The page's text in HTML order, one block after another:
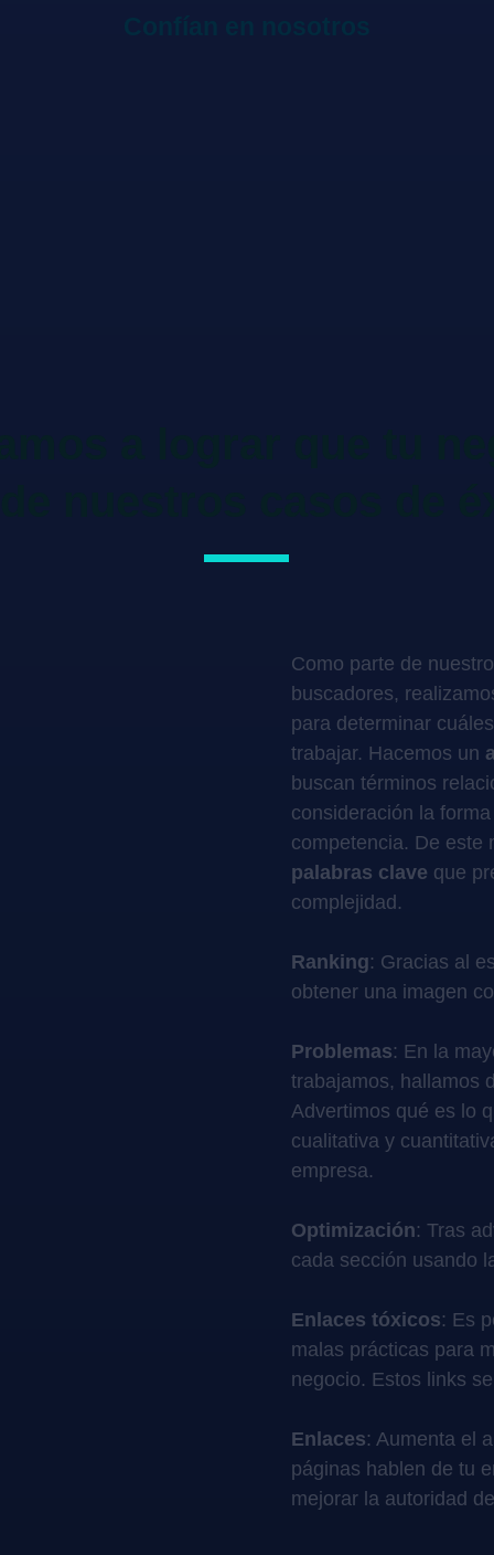
Como parte de
buscadores,
para determinar
trabajar. Hacemos un
buscan términos
consideración la
competencia. De este
palabras clave que
complejidad.
Ranking: Gracias al
obtener una imagen
Problemas: En la
trabajamos, hallamos
Advertimos qué es lo
cualitativa y
empresa.
Optimización: Tras
cada sección usando
Enlaces tóxicos: Es
malas prácticas para
negocio. Estos links
Enlaces: Aumenta el
páginas hablen de tu
mejorar la autoridad